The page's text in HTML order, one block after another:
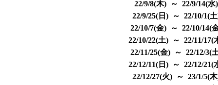
22/9/8(木) ～ 22/9/14(
22/9/25(日) ～ 22/10/1(
22/10/7(金) ～ 22/10/14(
22/10/22(土) ～ 22/11/
22/11/25(金) ～ 22/12/3(
22/12/11(日) ～ 22/12/
22/12/27(火) ～ 23/1/5(